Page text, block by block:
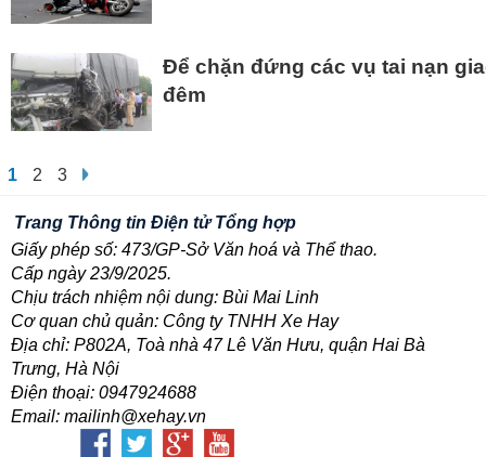
Để chặn đứng các vụ tai nạn
đêm
1 2 3
Trang Thông tin Điện tử Tổng hợp
Giấy phép số: 473/GP-Sở Văn hoá và Thể thao.
Cấp ngày 23/9/2025.
Chịu trách nhiệm nội dung: Bùi Mai Linh
Cơ quan chủ quản: Công ty TNHH Xe Hay
Địa chỉ: P802A, Toà nhà 47 Lê Văn Hưu, quận Hai Bà
Trưng, Hà Nội
Điện thoại: 0947924688
Email: mailinh@xehay.vn